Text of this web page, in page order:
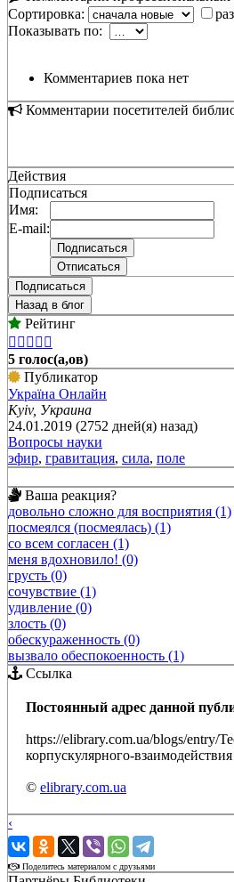
Сортировка:
Показывать по:
Комментариев пока нет
Комментарии посетителей
Действия
Подписаться
Имя:
E-mail:
Подписаться
Назад в блог
Рейтинг
    
5 голос(а,ов)
Публикатор
Україна Онлайн
Kyiv, Украина
24.01.2019 (2752 дней(я) назад)
Вопросы науки
эфир, гравитация, сила, поле
Ваша реакция?
довольно сложно для восприятия (1)
посмеялся (посмеялась) (1)
со всем согласен (1)
меня вдохновило! (0)
грусть (0)
сочувствие (1)
удивление (0)
злость (0)
обескураженность (0)
вызвало обеспокоенность (1)
Ссылка
Постоянный адрес данной
https://elibrary.com.ua/blogs/entry/
корпускулярного-взаимодействия
© elibrary.com.ua
‹
›
Поделитесь материалом с друзьями